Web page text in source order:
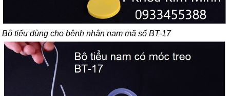
Bô tiểu dùng cho bệnh nhân nam mã số BT-17